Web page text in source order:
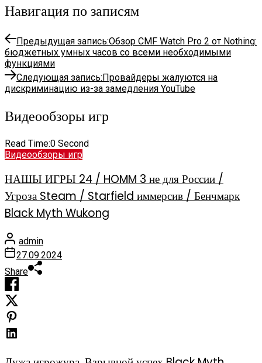
Навигация по записям
Предыдущая запись:Обзор CMF Watch Pro 2 от Nothing:
бюджетных умных часов со всеми необходимыми
функциями
Следующая запись:Провайдеры жалуются на
дискриминацию из-за замедления YouTube
Видеообзоры игр
Read Time:0 Second
Видеообзоры игр
НАШЫ ИГРЫ 24 / HOMM 3 не для России /
Угроза Steam / Starfield иммерсив / Бенчмарк
Black Myth Wukong
admin
27.09.2024
Share